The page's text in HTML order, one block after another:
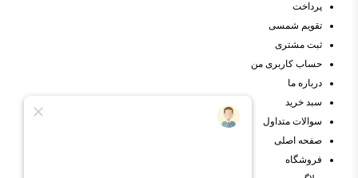
پرداخت
تقویم شمسی
ثبت مشتری
حساب کاربری من
درباره ما
سبد خرید
سوالات متداول
صفحه اصلی
فروشگاه